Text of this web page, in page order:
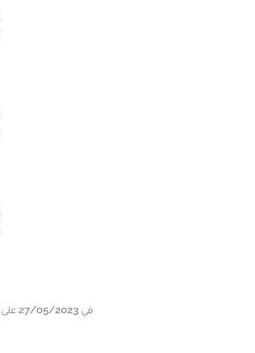
في 27/05/2023 على الساعة 19:00